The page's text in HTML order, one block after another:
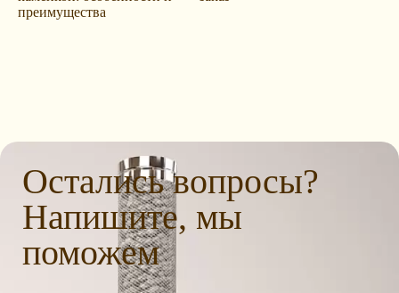
преимущества
Остались вопросы?
Напишите, мы
поможем